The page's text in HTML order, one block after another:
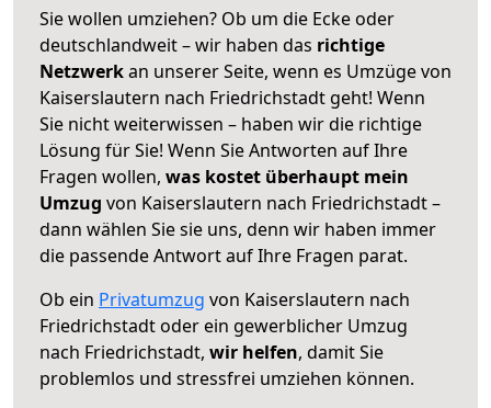
Sie wollen umziehen? Ob um die Ecke oder
deutschlandweit – wir haben das richtige
Netzwerkan unserer Seite, wenn es Umzüge von
Kaiserslautern nach Friedrichstadt geht! Wenn
Sie nicht weiterwissen – haben wir die richtige
Lösung für Sie! Wenn Sie Antworten auf Ihre
Fragen wollen, was kostet überhaupt mein
Umzug von Kaiserslautern nach Friedrichstadt –
dann wählen Sie sie uns, denn wir haben immer
die passende Antwort auf Ihre Fragen parat.
Ob ein Privatumzug von Kaiserslautern nach
Friedrichstadt oder ein gewerblicher Umzug
nach Friedrichstadt, wir helfen, damit Sie
problemlos und stressfrei umziehen können.